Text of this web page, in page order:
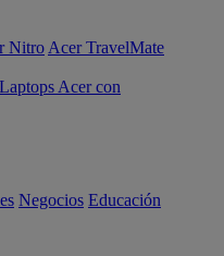
Nitro Acer TravelMate
Laptops Acer con
Negocios Educación